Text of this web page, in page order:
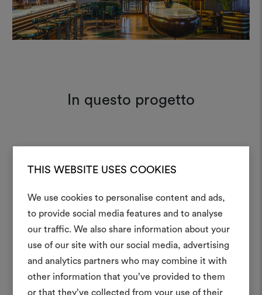
THIS WEBSITE USES COOKIES
We use cookies to personalise content and ads,
to provide social media features and to analyse
our traffic. We also share information about your
use of our site with our social media, advertising
and analytics partners who may combine it with
other information that you’ve provided to them
or that they’ve collected from your use of their
In questo progetto
Crea
Uno strumento interattivo
e condividere le tue idee,